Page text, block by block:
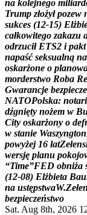
na kolejnego miliard
Trump złożył pozew
sukces (12-15) Elżbi
całkowitego zakazu
odrzucił ETS2 i pakt
napaść seksualną na
oskarżone o planow
morderstwo Roba Re
Gwarancje bezpiecze
NATOPolska: notari
dźgnięty nożem w B
City oskarżony o def
w stanie Waszyngton
powyżej 16 latZełens
wersję planu pokojo
“Time”FED obniża
(12-08) Elżbieta Bau
na ustępstwaW.Zełen
bezpieczeństwo
Sat. Aug 8th, 2026